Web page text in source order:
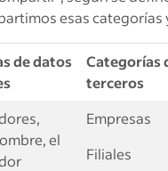
esas categorías
de datos
Categorías
terceros
el
Empresas
Filiales